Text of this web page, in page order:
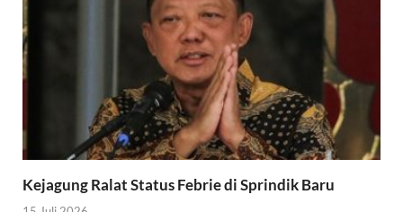
Kejagung Ralat Status Febrie di Sprindik Baru